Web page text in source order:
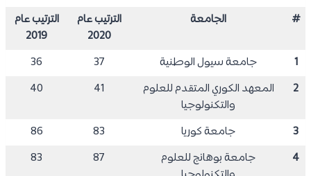
# الجامعة
الترتيب عام
2020
الترتيب عام
2019
1
جامعة سيول الوطنية 37
36
2
المعهد الكوري المتقدم للعلوم
والتكنولوجيا
41
40
3 جامعة كوريا 83
86
4
جامعة بوهانج للعلوم
87
83